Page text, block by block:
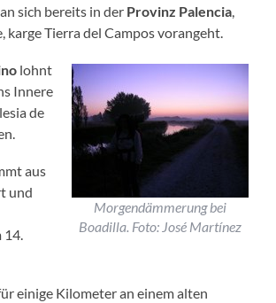
sich bereits in der Provinz Palencia,
karge Tierra del Campos vorangeht.
Morgendämmerung bei
Boadilla. Foto: José Martínez
lohnt
Innere
de
aus
und
14.
einige Kilometer an einem alten